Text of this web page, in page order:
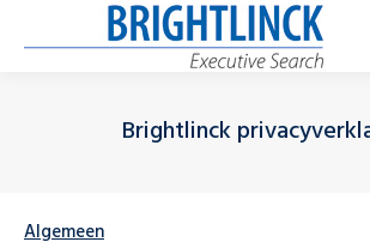
Brightlinck
Algemeen